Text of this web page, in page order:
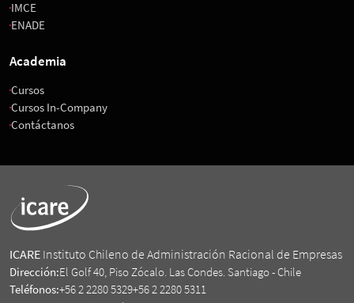
IMCE
ENADE
Academia
Cursos
Cursos In-Company
Contáctanos
ICARE Instituto Chileno de Administración Racional de Empresas
Dirección:El Golf 40, Piso Zócalo. Las Condes. Santiago - Chile
Teléfonos:+56 2 2280 5329+56 2 2280 5311